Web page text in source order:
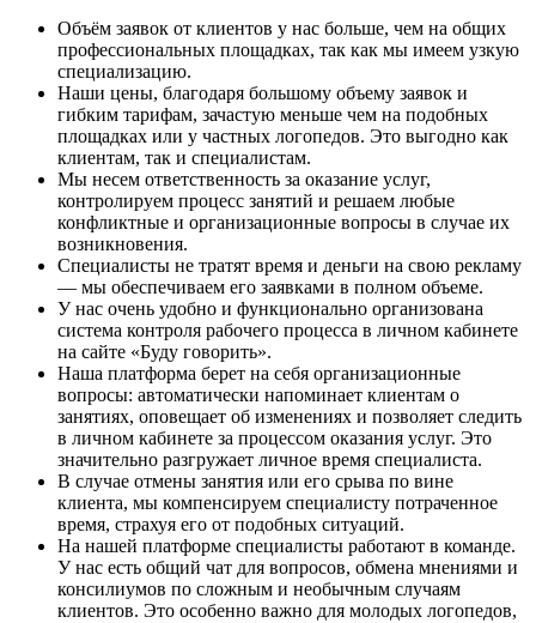
Объём заявок от клиентов у нас больше, чем на общих
профессиональных площадках, так как мы имеем узкую
специализацию.
Наши цены, благодаря большому объему заявок и
гибким тарифам, зачастую меньше чем на подобных
площадках или у частных логопедов. Это выгодно как
клиентам, так и специалистам.
Мы несем ответственность за оказание услуг,
контролируем процесс занятий и решаем любые
конфликтные и организационные вопросы в случае их
возникновения.
Специалисты не тратят время и деньги на свою рекламу
— мы обеспечиваем его заявками в полном объеме.
У нас очень удобно и функционально организована
система контроля рабочего процесса в личном кабинете
на сайте «Буду говорить».
Наша платформа берет на себя организационные
вопросы: автоматически напоминает клиентам о
занятиях, оповещает об изменениях и позволяет следить
в личном кабинете за процессом оказания услуг. Это
значительно разгружает личное время специалиста.
В случае отмены занятия или его срыва по вине
клиента, мы компенсируем специалисту потраченное
время, страхуя его от подобных ситуаций.
На нашей платформе специалисты работают в команде.
У нас есть общий чат для вопросов, обмена мнениями и
консилиумов по сложным и необычным случаям
клиентов. Это особенно важно для молодых логопедов,